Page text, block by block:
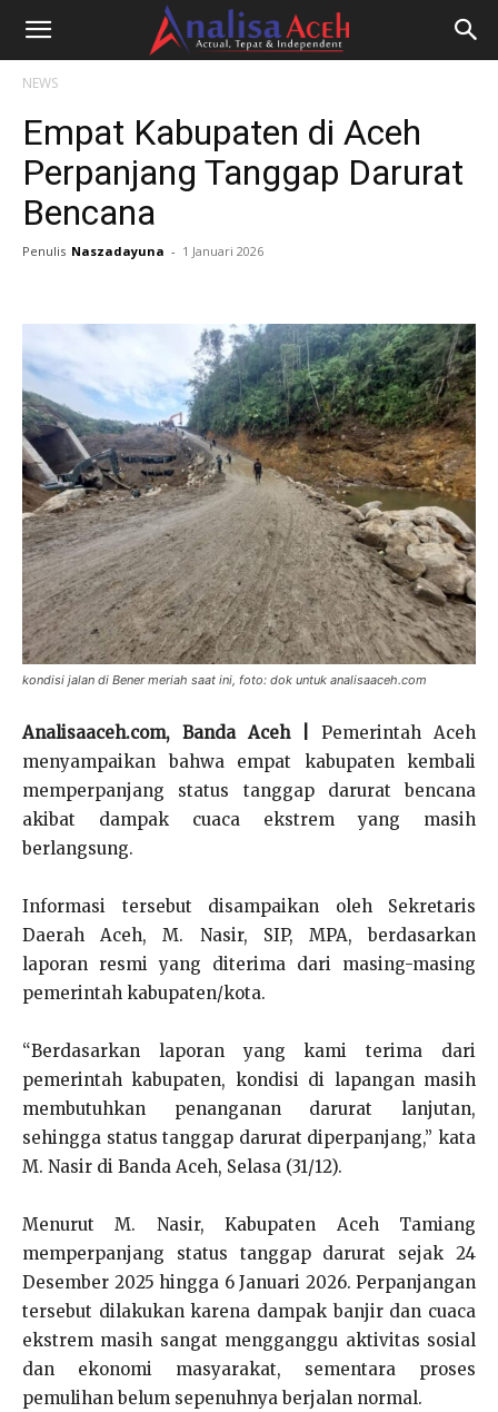
NEWS
Empat Kabupaten di Aceh
Perpanjang Tanggap Darurat
Bencana
Penulis Naszadayuna - 1 Januari 2026
kondisi jalan di Bener meriah saat ini, foto: dok untuk analisaaceh.com
Analisaaceh.com, Banda Aceh |
Pemerintah Aceh
menyampaikan bahwa empat kabupaten kembali
memperpanjang status tanggap darurat bencana
akibat dampak cuaca ekstrem yang masih
berlangsung.
Informasi tersebut disampaikan oleh Sekretaris
Daerah Aceh, M. Nasir, SIP, MPA, berdasarkan
laporan resmi yang diterima dari masing-masing
pemerintah kabupaten/kota.
“Berdasarkan laporan yang kami terima dari
pemerintah kabupaten, kondisi di lapangan masih
membutuhkan penanganan darurat lanjutan,
sehingga status tanggap darurat diperpanjang,” kata
M. Nasir di Banda Aceh, Selasa (31/12).
Menurut M. Nasir, Kabupaten Aceh Tamiang
memperpanjang status tanggap darurat sejak 24
Desember 2025 hingga 6 Januari 2026. Perpanjangan
tersebut dilakukan karena dampak banjir dan cuaca
ekstrem masih sangat mengganggu aktivitas sosial
dan ekonomi masyarakat, sementara proses
pemulihan belum sepenuhnya berjalan normal.